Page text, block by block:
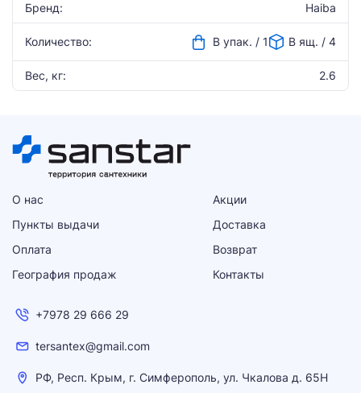
Бренд: Haiba
Количество: В упак. / 1 В ящ. / 4
Вес, кг: 2.6
О нас
Акции
Пункты выдачи
Доставка
Оплата
Возврат
География продаж
Контакты
+7978 29 666 29
tersantex@gmail.com
РФ, Респ. Крым, г. Симферополь, ул. Чкалова д. 65Н